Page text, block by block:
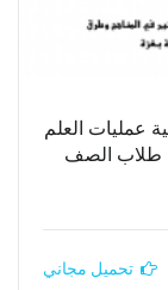
عمليات العلم
طلاب الصف
تحميل مجاني